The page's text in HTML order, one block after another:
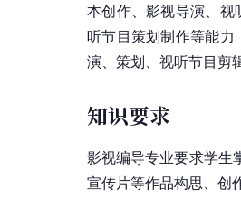
本创作、影视导演、视
听节目策划制作等能力
演、策划、视听节目剪
知识要求
影视编导专业要求学生
宣传片等作品构思、创